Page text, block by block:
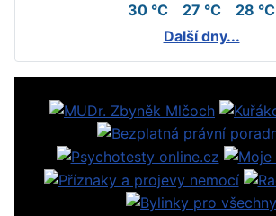
30 °C 27 °C
28 °C
Další dny...